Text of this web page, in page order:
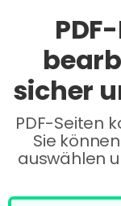
sicher
PDF-Seiten
Sie
auswählen